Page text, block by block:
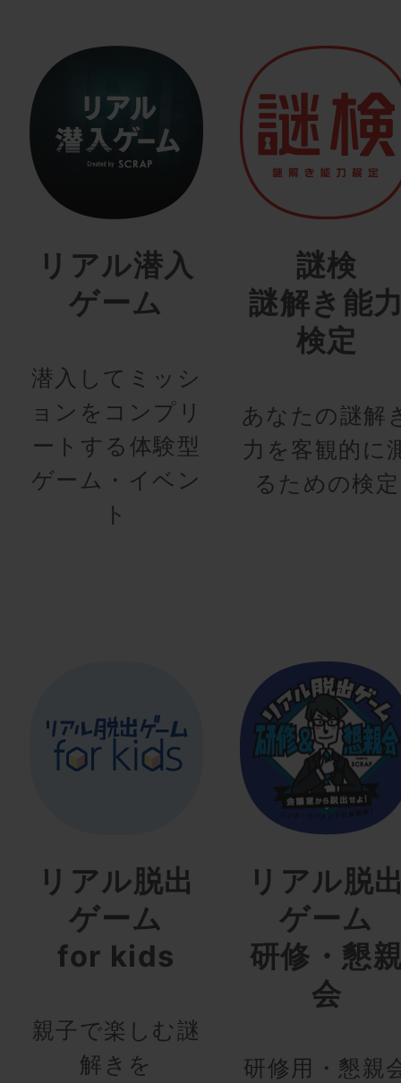
リアル潜入
ゲーム
潜入してミッシ
ョンをコンプリ
ートする体験型
ゲーム・イベン
ト
謎検
謎解き能
検定
あなたの謎解
力を客観的に
るための検定
リアル脱出
ゲーム
for kids
親子で楽しむ謎
解きを
リアル脱
ゲーム
研修・懇
会
研修用・懇親